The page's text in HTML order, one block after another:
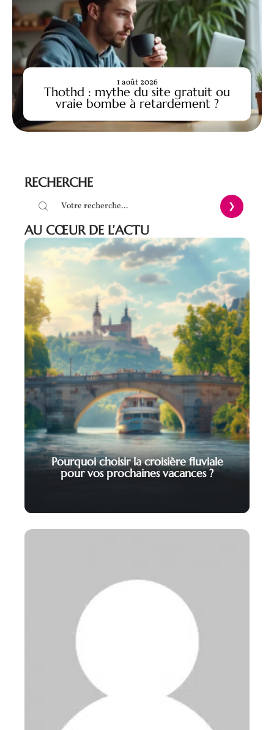
Thothd : mythe du site gratuit ou
vraie bombe à retardement ?
1 août 2026
RECHERCHE
AU CŒUR DE L’ACTU
Pourquoi choisir la croisière fluviale
pour vos prochaines vacances ?